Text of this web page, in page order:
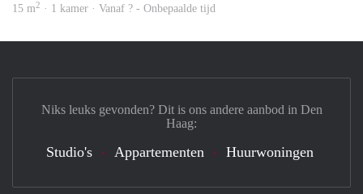
15 m2 · 1 kamer · Vanaf ? - Onbepaalde tijd
Niks leuks gevonden? Dit is ons andere aanbod in Den
Haag:
Studio's Appartementen Huurwoningen